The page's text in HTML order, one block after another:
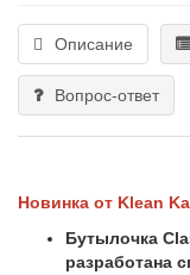
Описание
Вопрос-ответ
Новинка от Klean
Бутылочка
разработана